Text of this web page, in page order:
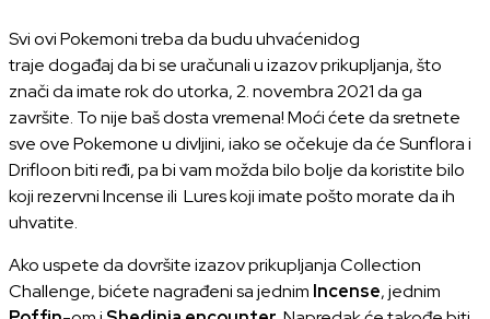
Svi ovi Pokemoni treba da budu uhvaćenidog
traje događaj da bi se uračunali u izazov prikupljanja, što
znači da imate rok do utorka, 2. novembra 2021 da ga
završite. To nije baš dosta vremena! Moći ćete da sretnete
sve ove Pokemone u divljini, iako se očekuje da će Sunflora i
Drifloon biti ređi, pa bi vam možda bilo bolje da koristite bilo
koji rezervniIncenseili Lureskoji imate pošto morate da ih
uhvatite.
Ako uspete da dovršite izazov prikupljanjaCollection
Challenge, bićete nagrađeni sa jednim Incense, jednim